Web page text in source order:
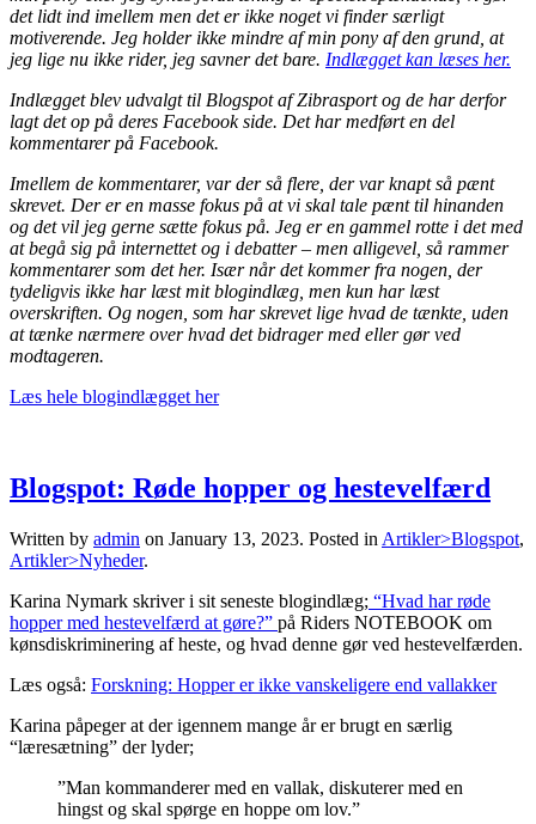
det lidt ind imellem men det er ikke noget vi finder særligt
motiverende. Jeg holder ikke mindre af min pony af den grund, at
jeg lige nu ikke rider, jeg savner det bare. Indlægget kan læses her.
Indlægget blev udvalgt til Blogspot af Zibrasport og de har derfor
lagt det op på deres Facebook side. Det har medført en del
kommentarer på Facebook.
Imellem de kommentarer, var der så flere, der var knapt så pænt
skrevet. Der er en masse fokus på at vi skal tale pænt til hinanden
og det vil jeg gerne sætte fokus på. Jeg er en gammel rotte i det med
at begå sig på internettet og i debatter – men alligevel, så rammer
kommentarer som det her. Især når det kommer fra nogen, der
tydeligvis ikke har læst mit blogindlæg, men kun har læst
overskriften. Og nogen, som har skrevet lige hvad de tænkte, uden
at tænke nærmere over hvad det bidrager med eller gør ved
modtageren.
Læs hele blogindlægget her
Blogspot: Røde hopper og hestevelfærd
Written by admin on January 13, 2023. Posted in Artikler>Blogspot,
Artikler>Nyheder.
Karina Nymark skriver i sit seneste blogindlæg; “Hvad har røde
hopper med hestevelfærd at gøre?” på Riders NOTEBOOK om
kønsdiskriminering af heste, og hvad denne gør ved hestevelfærden.
Læs også: Forskning: Hopper er ikke vanskeligere end vallakker
Karina påpeger at der igennem mange år er brugt en særlig
“læresætning” der lyder;
”Man kommanderer med en vallak, diskuterer med en
hingst og skal spørge en hoppe om lov.”